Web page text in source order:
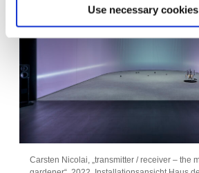
Use necessary
Carsten Nicolai, „transmitter / receiver – the